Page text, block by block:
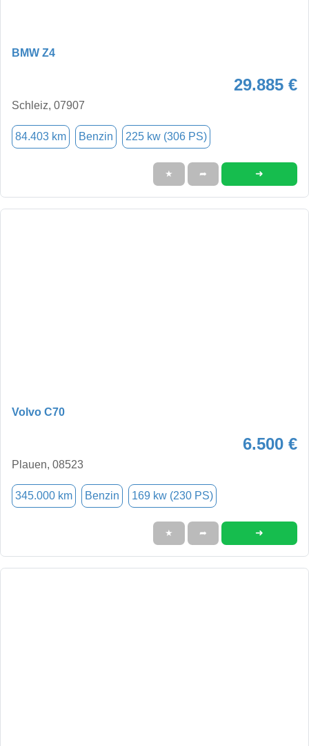
BMW Z4
29.885 €
Schleiz, 07907
84.403 km Benzin 225 kw (306 PS)
★ ➦ ➜
Volvo C70
6.500 €
Plauen, 08523
345.000 km Benzin 169 kw (230 PS)
★ ➦ ➜